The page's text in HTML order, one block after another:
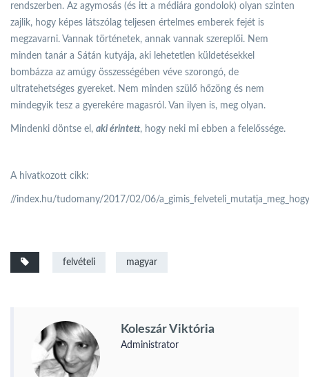
rendszerben. Az agymosás (és itt a médiára gondolok) olyan szinten
zajlik, hogy képes látszólag teljesen értelmes emberek fejét is
megzavarni. Vannak történetek, annak vannak szereplői. Nem
minden tanár a Sátán kutyája, aki lehetetlen küldetésekkel
bombázza az amúgy összességében véve szorongó, de
ultratehetséges gyereket. Nem minden szülő hőzöng és nem
mindegyik tesz a gyerekére magasról. Van ilyen is, meg olyan.
Mindenki döntse el, aki érintett, hogy neki mi ebben a felelőssége.
A hivatkozott cikk:
//index.hu/tudomany/2017/02/06/
felvételi magyar
Koleszár Viktória
Administrator